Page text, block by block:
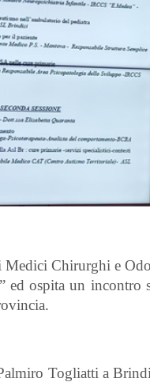
Medici Chirurghi e
ed ospita un
Togliatti a